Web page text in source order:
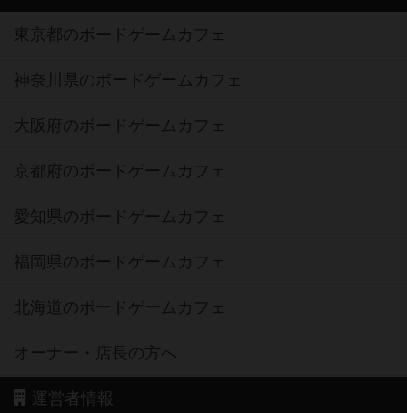
東京都のボードゲームカフェ
神奈川県のボードゲームカフェ
大阪府のボードゲームカフェ
京都府のボードゲームカフェ
愛知県のボードゲームカフェ
福岡県のボードゲームカフェ
北海道のボードゲームカフェ
オーナー・店長の方へ
運営者情報